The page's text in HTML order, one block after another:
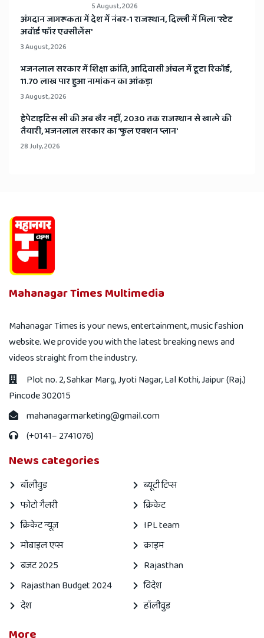
5 August, 2026
अंगदान जागरूकता में देश में नंबर-1 राजस्थान, दिल्ली में मिला 'स्टेट
अवॉर्ड फॉर एक्सीलेंस'
3 August, 2026
भजनलाल सरकार में शिक्षा क्रांति, आदिवासी अंचल में टूटा रिकॉर्ड,
11.70 लाख पार हुआ नामांकन का आंकड़ा
3 August, 2026
हेपेटाइटिस सी की अब खैर नहीं, 2030 तक राजस्थान से खात्मे की
तैयारी, भजनलाल सरकार का 'फुल एक्शन प्लान'
28 July, 2026
Mahanagar Times Multimedia
Mahanagar Times is your news, entertainment, music fashion
website. We provide you with the latest breaking news and
videos straight from the industry.
Plot no. 2, Sahkar Marg, Jyoti Nagar, Lal Kothi, Jaipur (Raj.)
Pincode 302015
mahanagarmarketing@gmail.com
(+0141– 2741076)
News categories
बॉलीवुड
ब्यूटी टिप्स
फोटो गैलरी
क्रिकेट
क्रिकेट न्यूज़
IPL team
मोबाइल एप्स
क्राइम
बजट 2025
Rajasthan
Rajasthan Budget 2024
विदेश
देश
हॉलीवुड